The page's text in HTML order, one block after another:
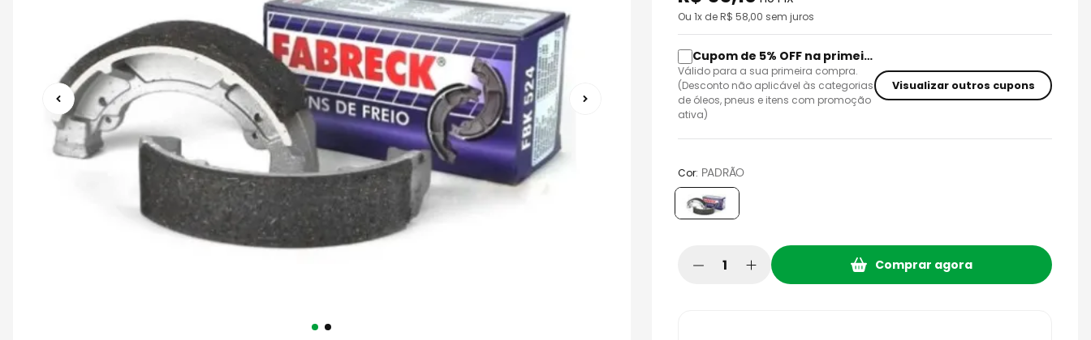
9º capacete aberto
10 º race tech
Ou1x de R$58,00 sem juros
Cupom de 5% OFF na primeira compra
Válido para a sua primeira compra.
(Desconto não aplicável às categorias
de óleos, pneus e itens com promoção
ativa)
Visualizar outros cupons
Cor: PADRÃO
Comprar agora